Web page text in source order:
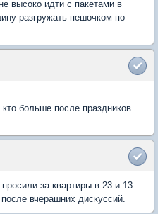
высоко идти с пакетами в
разгружать пешочком по
больше после праздников
за квартиры в 23 и 13
вчерашних дискуссий.